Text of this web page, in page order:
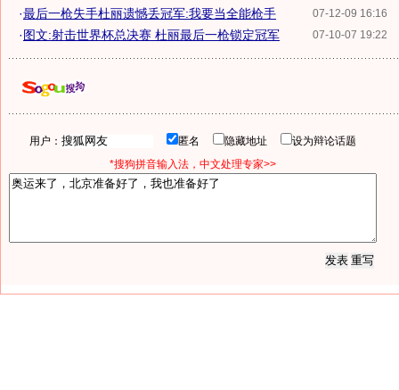
07-12-09 16:16
·最后一枪失手杜丽遗憾丢冠军:我要当全能枪手
07-10-07 19:22
·图文:射击世界杯总决赛 杜丽最后一枪锁定冠军
用户： 匿名 隐藏地址
设为辩论话题
*搜狗拼音输入法，中文处理专家>>